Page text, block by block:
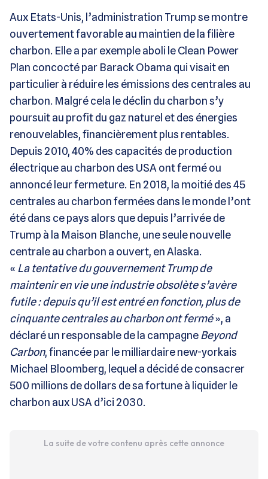
Aux Etats-Unis, l’administration Trump se montre
ouvertement favorable au maintien de la filière
charbon. Elle a par exemple aboli le Clean Power
Plan concocté par Barack Obama qui visait en
particulier à réduire les émissions des centrales au
charbon. Malgré cela le déclin du charbon s’y
poursuit au profit du gaz naturel et des énergies
renouvelables, financièrement plus rentables.
Depuis 2010, 40% des capacités de production
électrique au charbon des USA ont fermé ou
annoncé leur fermeture. En 2018, la moitié des 45
centrales au charbon fermées dans le monde l’ont
été dans ce pays alors que depuis l’arrivée de
Trump à la Maison Blanche, une seule nouvelle
centrale au charbon a ouvert, en Alaska.
« La tentative du gouvernement Trump de
maintenir en vie une industrie obsolète s’avère
futile : depuis qu’il est entré en fonction, plus de
cinquante centrales au charbon ont fermé», a
déclaré un responsable de la campagneBeyond
Carbon, financée par le milliardaire new-yorkais
Michael Bloomberg, lequel a décidé de consacrer
500 millions de dollars de sa fortune à liquider le
charbon aux USA d’ici 2030.
La suite de votre contenu après cette annonce